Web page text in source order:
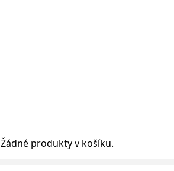
Žádné produkty v košíku.